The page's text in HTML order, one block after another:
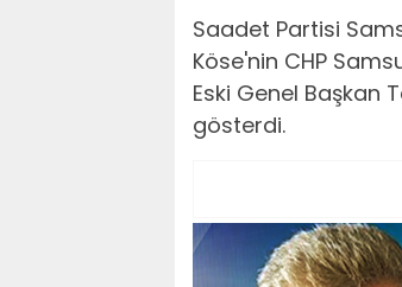
Saadet Partisi
Köse'nin CHP
Eski Genel
gösterdi.